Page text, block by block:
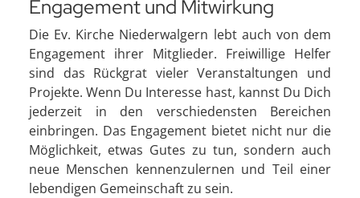
Engagement und Mitwirkung
Die Ev. Kirche Niederwalgern lebt auch von dem
Engagement ihrer Mitglieder. Freiwillige Helfer
sind das Rückgrat vieler Veranstaltungen und
Projekte. Wenn Du Interesse hast, kannst Du Dich
jederzeit in den verschiedensten Bereichen
einbringen. Das Engagement bietet nicht nur die
Möglichkeit, etwas Gutes zu tun, sondern auch
neue Menschen kennenzulernen und Teil einer
lebendigen Gemeinschaft zu sein.